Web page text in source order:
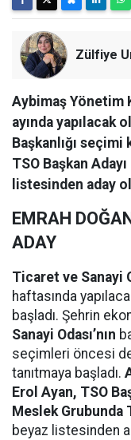
Zülfiye
Aybimaş Yönetim
ayında yapılacak
Başkanlığı seçimi
TSO Başkan
listesinden aday
EMRAH
ADAY
Ticaret ve Sanayi
haftasında
başladı. Şehrin
Sanayi Odası’nın
seçimleri öncesi
tanıtmaya başladı.
Erol Ayan, TSO
Meslek Grubunda
beyaz listesinden